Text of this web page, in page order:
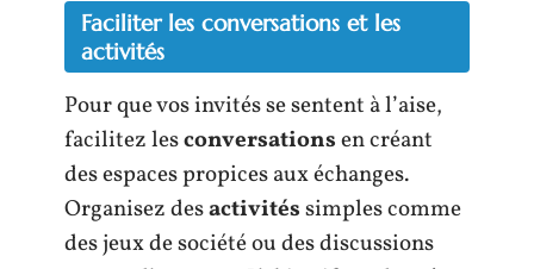
Faciliter les conversations et les
activités
Pour que vos invités se sentent à l’aise,
facilitez lesconversationsen créant
des espaces propices aux échanges.
Organisez desactivitéssimples comme
des jeux de société ou des discussions